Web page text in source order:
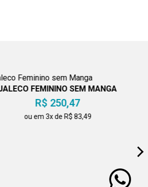
FEMININO SEM MANGA
R$ 250,47
ou em 3x de R$ 83,49